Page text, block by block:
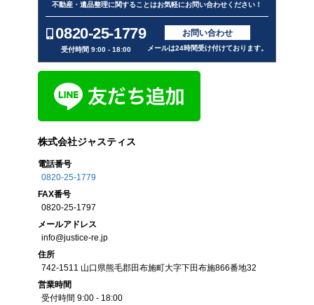
不動産・遺品整理に関することはお気軽にお問い合わせください！
0820-25-1779
受付時間 9:00 - 18:00
お問い合わせ
メールは24時間受け付けております。
株式会社ジャスティス
電話番号
0820-25-1779
FAX番号
0820-25-1797
メールアドレス
info@justice-re.jp
住所
742-1511 山口県熊毛郡田布施町大字下田布施866番地32
営業時間
受付時間 9:00 - 18:00